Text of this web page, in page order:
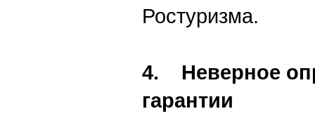
Ростуризма.
4. Неверное
гарантии